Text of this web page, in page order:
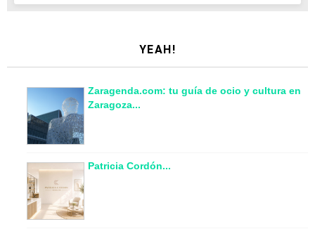
YEAH!
Zaragenda.com: tu guía de ocio y cultura en
Zaragoza...
Patricia Cordón...